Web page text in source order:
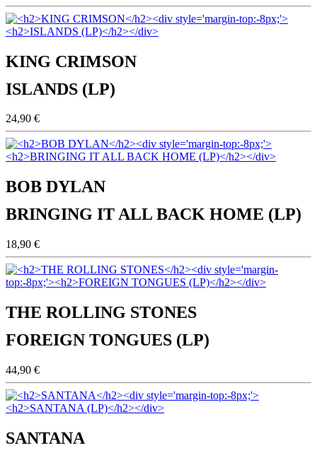
KING CRIMSON
ISLANDS (LP)
24,90 €
BOB DYLAN
BRINGING IT ALL BACK HOME (LP)
18,90 €
THE ROLLING STONES
FOREIGN TONGUES (LP)
44,90 €
SANTANA